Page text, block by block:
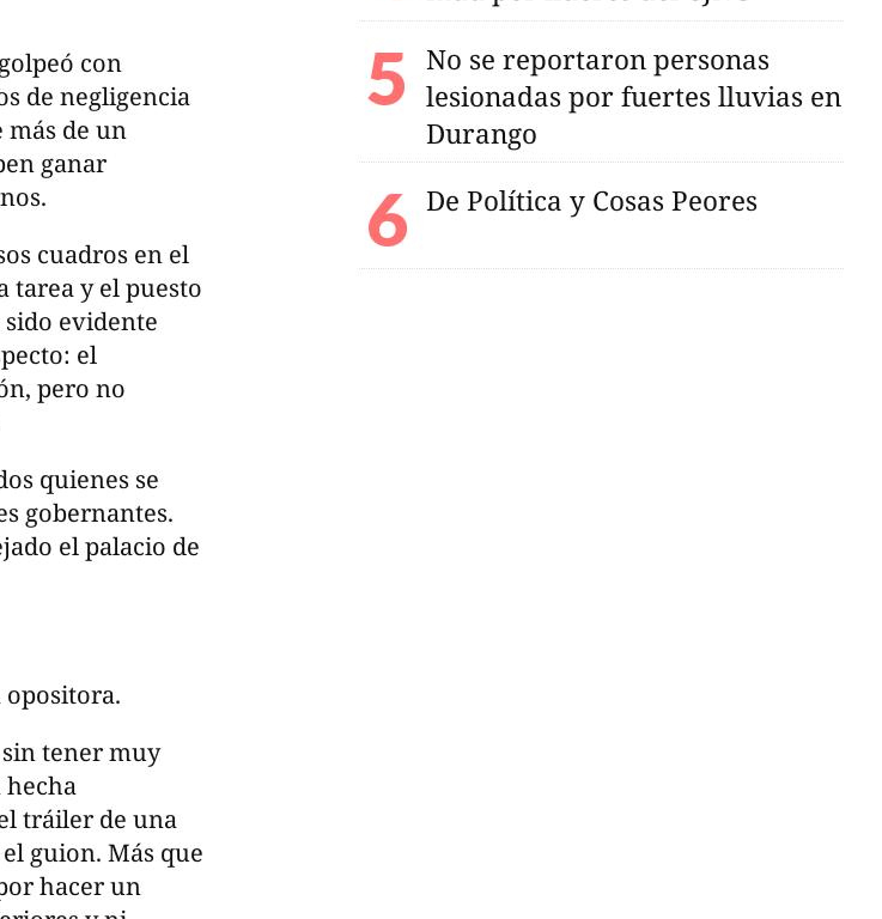
con
de negligencia
de un
ganar
cuadros en el
tarea y el puesto
evidente
el
pero no
quienes se
gobernantes.
el palacio de
tener muy
hecha
tráiler de una
guion. Más que
hacer un
No se reportaron personas
lesionadas por fuertes lluvias en
Durango
De Política y Cosas Peores